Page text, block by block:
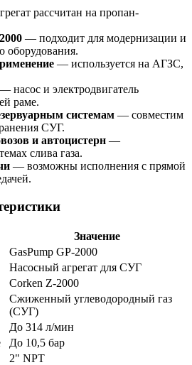
рассчитан на пропан-
— подходит для модернизации и
оборудования.
— используется на АГЗС,
— насос и электродвигатель
раме.
системам — совместим
СУГ.
и автоцистерн —
слива газа.
— возможны исполнения с прямой
Значение
GasPump GP-2000
Насосный агрегат для СУГ
Corken Z-2000
Сжиженный углеводородный газ
(СУГ)
До 314 л/мин
До 10,5 бар
2" NPT